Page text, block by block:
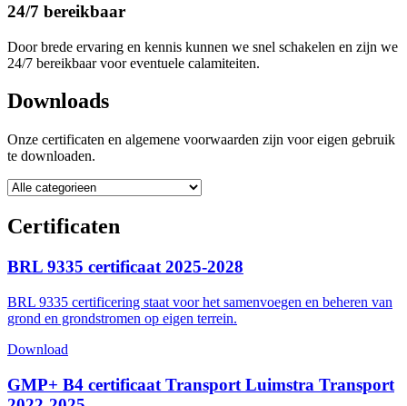
24/7 bereikbaar
Door brede ervaring en kennis kunnen we snel schakelen en zijn we
24/7 bereikbaar voor eventuele calamiteiten.
Downloads
Onze certificaten en algemene voorwaarden zijn voor eigen gebruik
te downloaden.
Certificaten
BRL 9335 certificaat 2025-2028
BRL 9335 certificering staat voor het samenvoegen en beheren van
grond en grondstromen op eigen terrein.
Download
GMP+ B4 certificaat Transport Luimstra Transport